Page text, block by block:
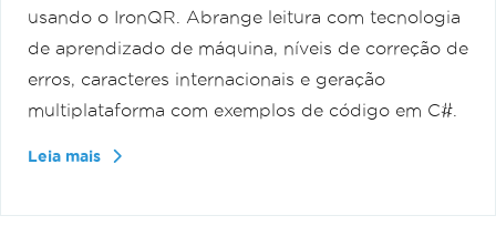
usando o IronQR. Abrange leitura com tecnologia
de aprendizado de máquina, níveis de correção de
erros, caracteres internacionais e geração
multiplataforma com exemplos de código em C#.
Leia mais